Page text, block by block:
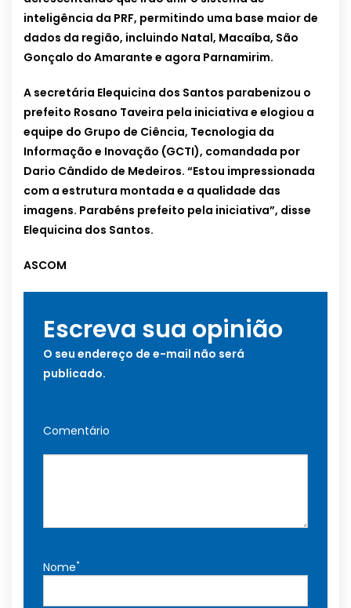
inteligência da PRF, permitindo uma base maior de
dados da região, incluindo Natal, Macaíba, São
Gonçalo do Amarante e agora Parnamirim.
A secretária Elequicina dos Santos parabenizou o
prefeito Rosano Taveira pela iniciativa e elogiou a
equipe do Grupo de Ciência, Tecnologia da
Informação e Inovação (GCTI), comandada por
Dario Cândido de Medeiros. “Estou impressionada
com a estrutura montada e a qualidade das
imagens. Parabéns prefeito pela iniciativa”, disse
Elequicina dos Santos.
ASCOM
Escreva sua opinião
O seu endereço de e-mail não será
publicado.
Comentário
Nome*